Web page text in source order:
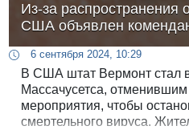
Из-за распространения
США объявлен
6 сентября 2024, 10:29
В США штат Вермонт стал
Массачусетса,
мероприятия, чтобы
смертельного вируса.